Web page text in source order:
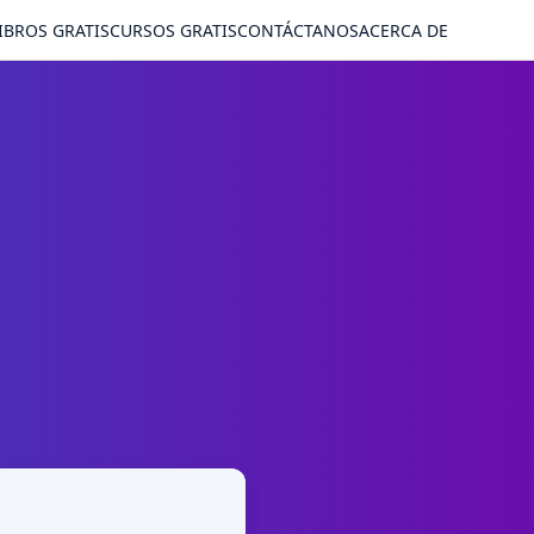
GRATISCURSOS GRATISCONTÁCTANOSACERCA DE